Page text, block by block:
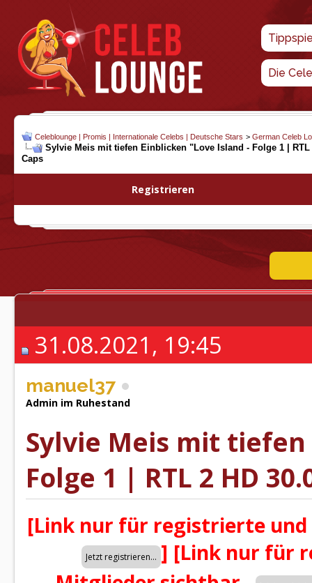
Die
Celeblounge | Promis | Internationale Celebs | Deutsche Stars > German Celeb
Sylvie Meis mit tiefen Einblicken "Love Island - Folge 1 | RTL
Caps
Registrieren
31.08.2021, 19:45
manuel37
Admin im Ruhestand
Sylvie Meis mit
Folge 1 | RTL 2 HD
[Link nur für registrierte
] [Link nur für